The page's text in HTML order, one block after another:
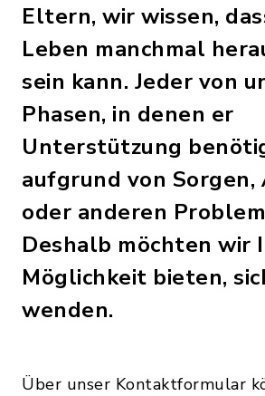
Eltern, wir wissen,
Leben manchmal
sein kann. Jeder von
Phasen, in denen er
Unterstützung
aufgrund von Sorgen,
oder anderen
Deshalb möchten wir
Möglichkeit bieten,
wenden.
Über unser Kontaktformular